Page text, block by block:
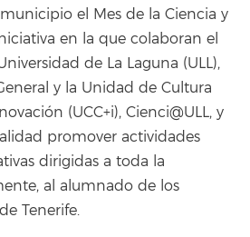
el Mes de la Ciencia y
en la que colaboran el
de La Laguna (ULL),
y la Unidad de Cultura
(UCC+i), Cienci@ULL, y
promover actividades
dirigidas a toda la
al alumnado de los
Tenerife.